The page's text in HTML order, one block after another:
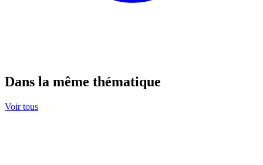
Dans la même thématique
Voir tous